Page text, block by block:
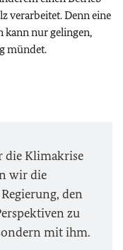
verarbeitet. Denn eine
kann nur gelingen,
mündet.
die Klimakrise
wir die
den
zu
mit ihm.